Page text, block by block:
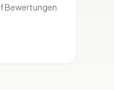
Bewertungen